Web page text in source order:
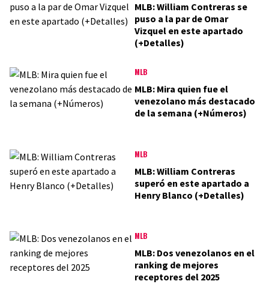
MLB: William Contreras se
puso a la par de Omar
Vizquel en este apartado
(+Detalles)
MLB
MLB: Mira quien fue el
venezolano más destacado
de la semana (+Números)
MLB
MLB: William Contreras
superó en este apartado a
Henry Blanco (+Detalles)
MLB
MLB: Dos venezolanos en el
ranking de mejores
receptores del 2025